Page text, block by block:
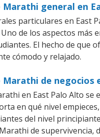
general en
particulares en East
de los aspectos
El hecho de
cómodo y relajado.
de negocios
en East Palo Alto
en qué nivel
del nivel
de